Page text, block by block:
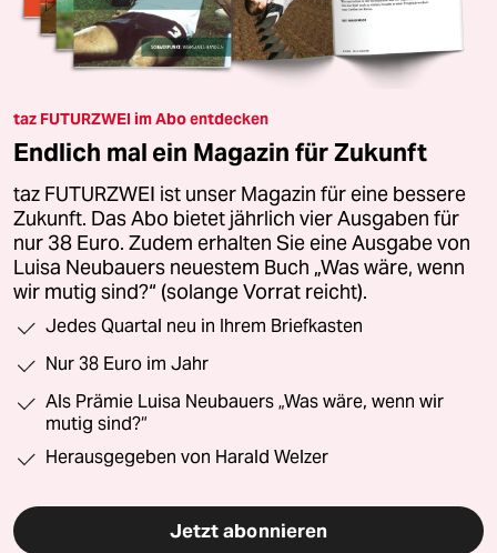
taz FUTURZWEI im Abo entdecken
Endlich mal ein Magazin für Zukunft
taz FUTURZWEI ist unser Magazin für eine bessere
Zukunft. Das Abo bietet jährlich vier Ausgaben für
nur 38 Euro. Zudem erhalten Sie eine Ausgabe von
Luisa Neubauers neuestem Buch „Was wäre, wenn
wir mutig sind?“ (solange Vorrat reicht).
Jedes Quartal neu in Ihrem Briefkasten
Nur 38 Euro im Jahr
Als Prämie Luisa Neubauers „Was wäre, wenn wir
mutig sind?“
Herausgegeben von Harald Welzer
Jetzt abonnieren